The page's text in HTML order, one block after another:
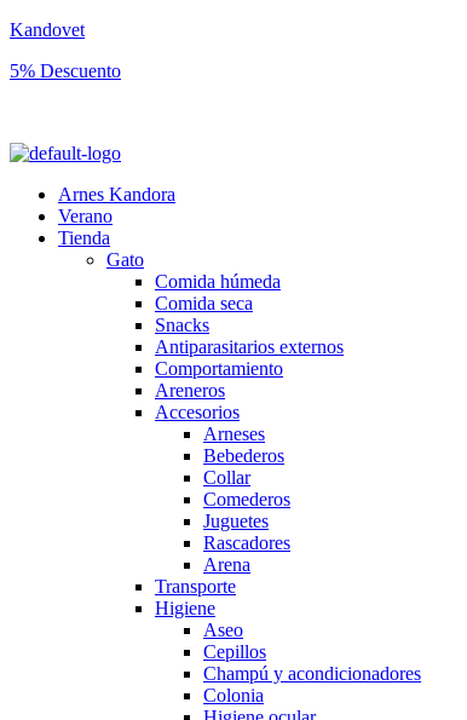
Kandovet
5% Descuento
Arnes Kandora
Verano
Tienda
Gato
Comida húmeda
Comida seca
Snacks
Antiparasitarios externos
Comportamiento
Areneros
Accesorios
Arneses
Bebederos
Collar
Comederos
Juguetes
Rascadores
Arena
Transporte
Higiene
Aseo
Cepillos
Champú y acondicionadores
Colonia